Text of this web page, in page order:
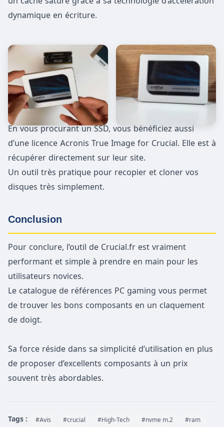
dynamique en écriture.
En vous procurant un SSD, vous bénéficiez aussi
d’une licence Acronis True Image for Crucial. Elle est à
récupérer directement sur leur site.
Un outil très pratique pour recopier et cloner vos
disques très simplement.
Conclusion
Pour conclure, l’outil de Crucial.fr est vraiment
performant et simple à prendre en main pour les
utilisateurs novices.
Le catalogue de références PC gaming vous permet
de trouver les bons composants en un claquement
de doigt.
Sa force réside dans sa simplicité d’utilisation en plus
de proposer d’excellents composants à un prix
souvent très abordables.
Tags : #Avis #crucial #High-Tech #nvme m.2
#ram